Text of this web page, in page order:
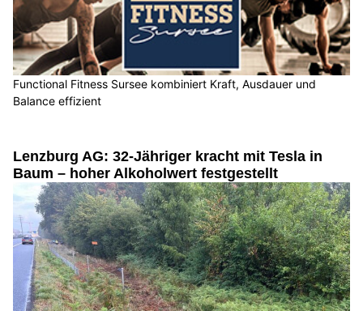
Functional Fitness Sursee kombiniert Kraft, Ausdauer und
Balance effizient
Lenzburg AG: 32-Jähriger kracht mit Tesla in
Baum – hoher Alkoholwert festgestellt